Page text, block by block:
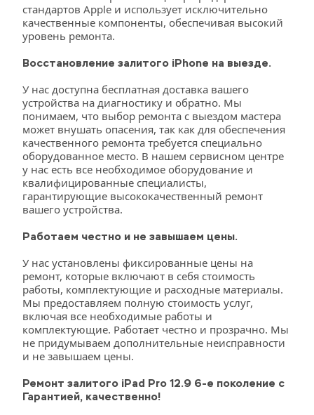
стандартов Apple и использует исключительно
качественные компоненты, обеспечивая высокий
уровень ремонта.
Восстановление залитого iPhone на выезде.
У нас доступна бесплатная доставка вашего
устройства на диагностику и обратно. Мы
понимаем, что выбор ремонта с выездом мастера
может внушать опасения, так как для обеспечения
качественного ремонта требуется специально
оборудованное место. В нашем сервисном центре
у нас есть все необходимое оборудование и
квалифицированные специалисты,
гарантирующие высококачественный ремонт
вашего устройства.
Работаем честно и не завышаем цены.
У нас установлены фиксированные цены на
ремонт, которые включают в себя стоимость
работы, комплектующие и расходные материалы.
Мы предоставляем полную стоимость услуг,
включая все необходимые работы и
комплектующие. Работает честно и прозрачно. Мы
не придумываем дополнительные неисправности
и не завышаем цены.
Ремонт залитого iPad Pro 12.9 6-е поколение с
Гарантией, качественно!